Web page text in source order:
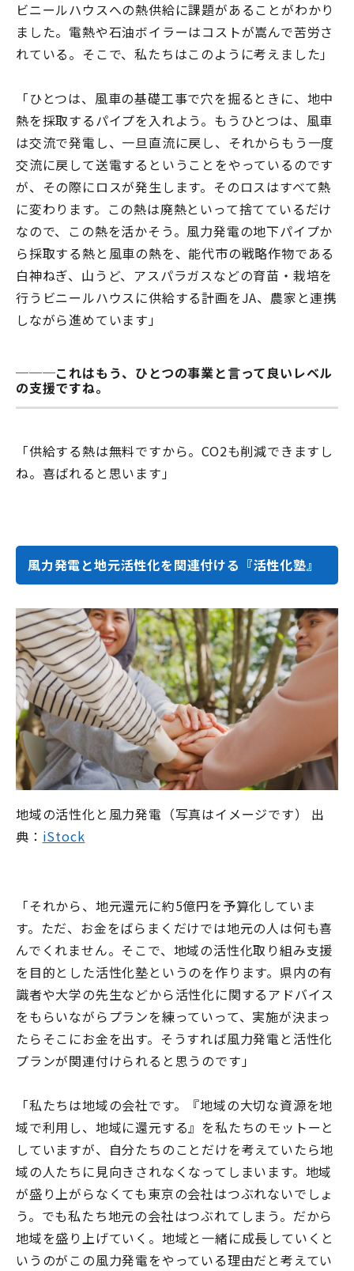
ビニールハウスへの熱供給に課題があることがわかり
ました。電熱や石油ボイラーはコストが嵩んで苦労さ
れている。そこで、私たちはこのように考えました」
「ひとつは、風車の基礎工事で穴を掘るときに、地中
熱を採取するパイプを入れよう。もうひとつは、風車
は交流で発電し、一旦直流に戻し、それからもう一度
交流に戻して送電するということをやっているのです
が、その際にロスが発生します。そのロスはすべて熱
に変わります。この熱は廃熱といって捨てているだけ
なので、この熱を活かそう。風力発電の地下パイプか
ら採取する熱と風車の熱を、能代市の戦略作物である
白神ねぎ、山うど、アスパラガスなどの育苗・栽培を
行うビニールハウスに供給する計画をJA、農家と連携
しながら進めています」
───これはもう、ひとつの事業と言って良いレベル
の支援ですね。
「供給する熱は無料ですから。CO2も削減できますし
ね。喜ばれると思います」
風力発電と地元活性化を関連付ける『活性化塾』
地域の活性化と風力発電（写真はイメージです） 出
典： iStock
「それから、地元還元に約5億円を予算化していま
す。ただ、お金をばらまくだけでは地元の人は何も喜
んでくれません。そこで、地域の活性化取り組み支援
を目的とした活性化塾というのを作ります。県内の有
識者や大学の先生などから活性化に関するアドバイス
をもらいながらプランを練っていって、実施が決まっ
たらそこにお金を出す。そうすれば風力発電と活性化
プランが関連付けられると思うのです」
「私たちは地域の会社です。『地域の大切な資源を地
域で利用し、地域に還元する』を私たちのモットーと
していますが、自分たちのことだけを考えていたら地
域の人たちに見向きされなくなってしまいます。地域
が盛り上がらなくても東京の会社はつぶれないでしょ
う。でも私たち地元の会社はつぶれてしまう。だから
地域を盛り上げていく。地域と一緒に成長していくと
いうのがこの風力発電をやっている理由だと考えてい